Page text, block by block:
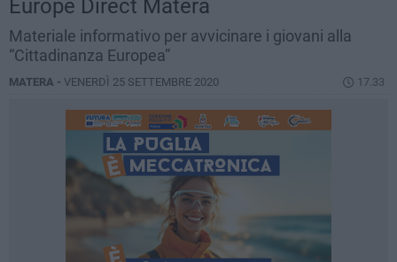
Europe Direct Matera
Materiale informativo per avvicinare i giovani alla
“Cittadinanza Europea”
MATERA - VENERDÌ 25 SETTEMBRE 2020 17.33